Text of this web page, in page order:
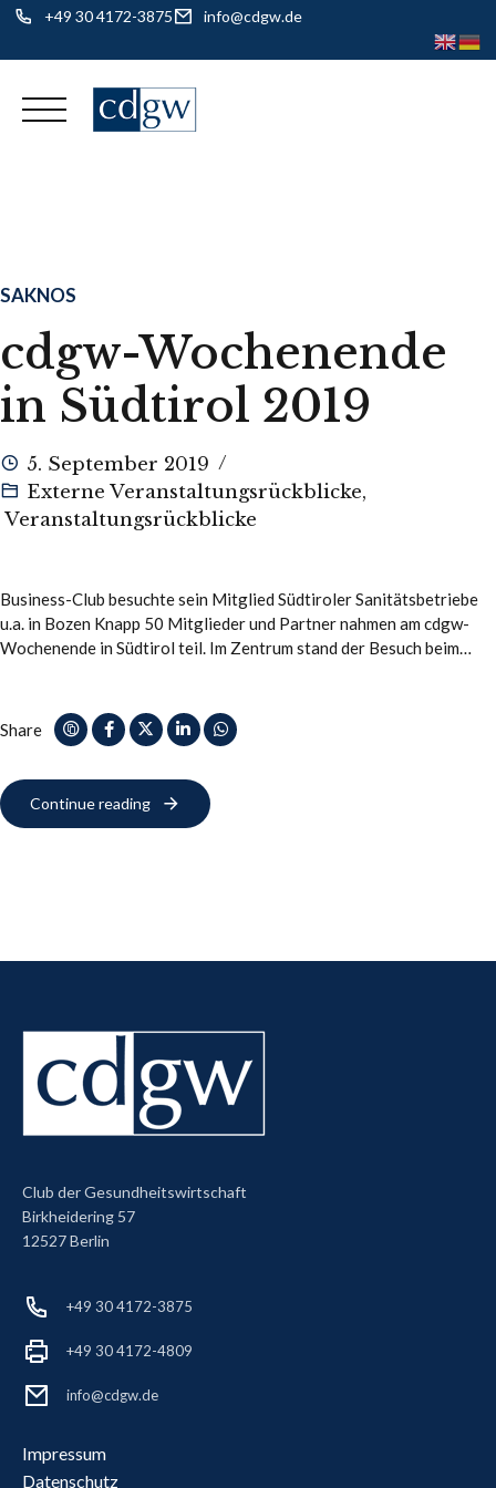
+49 30 4172-3875 info@cdgw.de
SAKNOS
cdgw-Wochenende
in Südtirol 2019
5. September 2019
Externe Veranstaltungsrückblicke,
Veranstaltungsrückblicke
Business-Club besuchte sein Mitglied Südtiroler Sanitätsbetriebe
u.a. in Bozen Knapp 50 Mitglieder und Partner nahmen am cdgw-
Wochenende in Südtirol teil. Im Zentrum stand der Besuch beim
Share
Continue reading
Club der Gesundheitswirtschaft
Birkheidering 57
12527 Berlin
+49 30 4172-3875
+49 30 4172-4809
info@cdgw.de
Impressum
Datenschutz